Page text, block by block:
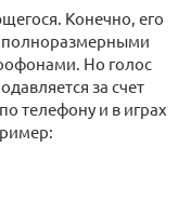
Конечно, его
полноразмерными
Но голос
за счет
телефону и в играх